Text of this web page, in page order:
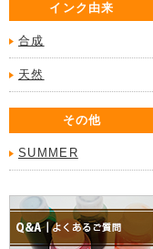
インク由来
合成
天然
その他
SUMMER